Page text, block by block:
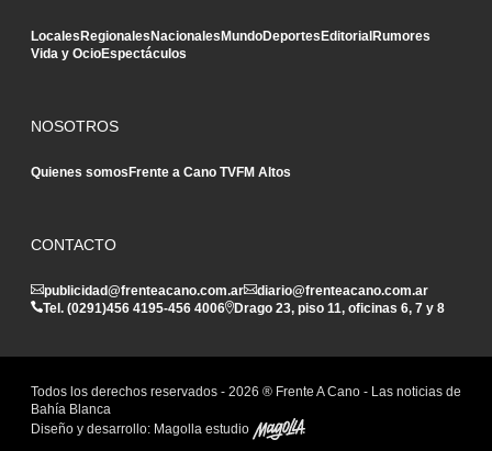
LocalesRegionalesNacionalesMundoDeportesEditorialRumores
Vida y OcioEspectáculos
NOSOTROS
Quienes somosFrente a Cano TVFM Altos
CONTACTO
publicidad@frenteacano.com.ar
diario@frenteacano.com.ar
Tel. (0291)456 4195-456 4006 Drago 23, piso 11, oficinas 6, 7 y 8
Todos los derechos reservados - 2026 ® Frente A Cano - Las noticias de
Bahía Blanca
Diseño y desarrollo: Magolla estudio